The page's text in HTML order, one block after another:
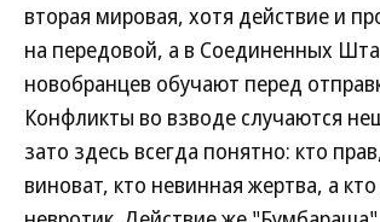
вторая мировая, хотя действие и
на передовой, а в Соединенных
новобранцев обучают перед
Конфликты во взводе случаются
зато здесь всегда понятно: кто
виноват, кто невинная жертва, а